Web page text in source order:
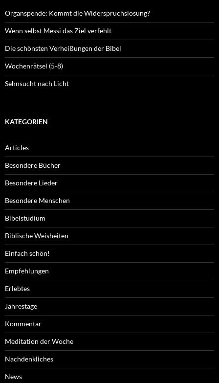
Organspende: Kommt die Widerspruchslösung?
Wenn selbst Messi das Ziel verfehlt
Die schönsten Verheißungen der Bibel
Wochenrätsel (5-8)
Sehnsucht nach Licht
KATEGORIEN
Articles
Besondere Bücher
Besondere Lieder
Besondere Menschen
Bibelstudium
Biblische Weisheiten
Einfach schön!
Empfehlungen
Erlebtes
Jahrestage
Kommentar
Meditation der Woche
Nachdenkliches
News